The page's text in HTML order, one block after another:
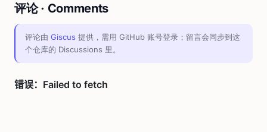
评论 · Comments
评论由 Giscus 提供，需用 GitHub 账号登录；留言会同步到这
个仓库的 Discussions 里。